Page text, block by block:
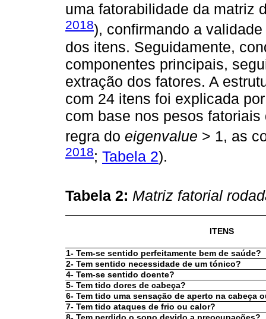
uma fatorabilidade da matriz
2018), confirmando a
dos itens. Seguidamente,
componentes principais,
extração dos fatores. A
com 24 itens foi explicada
com base nos pesos
regra do eigenvalue > 1, as
2018; Tabela 2).
Tabela 2: Matriz fatorial
ITENS
1- Tem-se sentido perfeitamente bem de saúde?
2- Tem sentido necessidade de um tónico?
4- Tem-se sentido doente?
5- Tem tido dores de cabeça?
6- Tem tido uma sensação de aperto na cabeça
7- Tem tido ataques de frio ou calor?